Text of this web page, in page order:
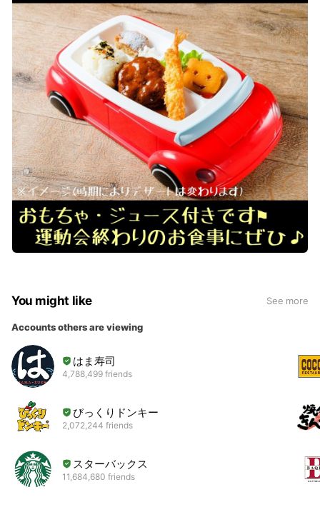
You might like See more
Accounts others are viewing
はま寿司
4,788,499 friends
びっくりドンキー
2,072,244 friends
スターバックス
11,684,680 friends